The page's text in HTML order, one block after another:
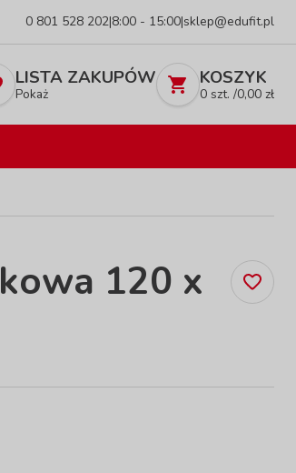
0 801 528 202|8:00 - 15:00|sklep@edufit.pl
LISTA ZAKUPÓW
Pokaż
KOSZYK
0 szt. /0,00 zł
120 x